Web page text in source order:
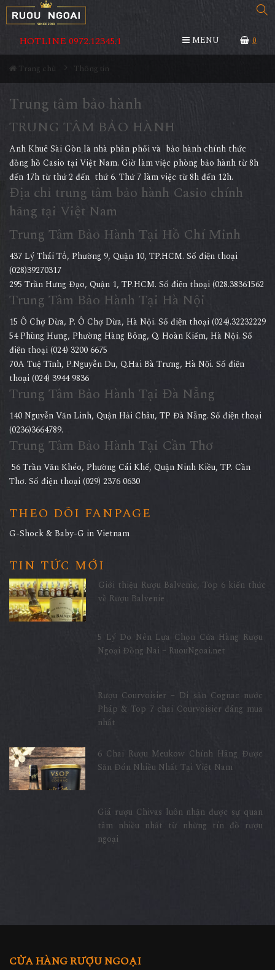
0
HOTLINE 0972.12345.1 MENU
Trang chủ Thông tin
Trung tâm bảo hành
TRUNG TÂM BẢO HÀNH
Anh Khuê Sài Gòn là nhà phân phối và bảo hành chính thức
đồng hồ Casio tại Việt Nam. Giờ làm việc phòng bảo hành từ 8h
đến 17h từ thứ 2 đến thứ 6. Thứ 7 làm việc từ 8h đến 12h.
Địa chỉ trung tâm bảo hành Casio chính
hãng tại Việt Nam
Trung Tâm Bảo Hành Tại Hồ Chí Minh
437 Lý Thái Tổ, Phường 9, Quận 10, TP.HCM. Số điện thoại
(028)39270317
295 Trần Hưng Đạo, Quận 1, TP.HCM. Số điện thoại (028.38361562
Trung Tâm Bảo Hành Tại Hà Nội
15 Ô Chợ Dừa, P. Ô Chợ Dừa, Hà Nội. Số điện thoại (024).32232229
54 Phùng Hưng, Phường Hàng Bông, Q. Hoàn Kiếm, Hà Nội. Số
điện thoại (024) 3200 6675
70A Tuệ Tĩnh, P.Nguyễn Du, Q.Hai Bà Trưng, Hà Nội. Số điện
thoại (024) 3944 9836
Trung Tâm Bảo Hành Tại Đà Nẵng
140 Nguyễn Văn Linh, Quận Hải Châu, TP Đà Nẵng. Số điện thoại
(0236)3664789.
Trung Tâm Bảo Hành Tại Cần Thơ
56 Trần Văn Khéo, Phường Cái Khế, Quận Ninh Kiều, TP. Cần
Thơ. Số điện thoại (029) 2376 0630
THEO DÕI FANPAGE
G-Shock & Baby-G in Vietnam
TIN TỨC MỚI
Giới thiệu Rượu Balvenie, Top 6 kiến thức
về Rượu Balvenie
5 Lý Do Nên Lựa Chọn Cửa Hàng Rượu
Ngoại Đồng Nai – RuouNgoai.net
Rượu Courvoisier – Di sản Cognac nước
Pháp & Top 7 chai Courvoisier đáng mua
nhất
6 Chai Rượu Meukow Chính Hãng Được
Săn Đón Nhiều Nhất Tại Việt Nam
Giá rượu Chivas luôn nhận được sự quan
tâm nhiều nhất từ những tín đồ rượu
ngoại
CỬA HÀNG RƯỢU NGOẠI